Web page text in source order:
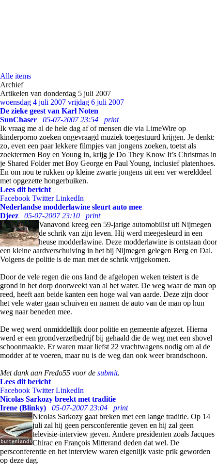
Alle items
Archief
Artikelen van donderdag 5 juli 2007
woensdag 4 juli 2007 vrijdag 6 juli 2007
De zieke geest van Karl Noten
SunChaser
05-07-2007 23:54
print
Ik vraag me al de hele dag af of mensen die via LimeWire op
kinderporno zoeken ongevraagd muziek toegestuurd krijgen. Je denkt:
zo, even een paar lekkere filmpjes van jongens zoeken, toetst als
zoektermen Boy en Young in, krijg je Do They Know It’s Christmas in
je Shared Folder met Boy George en Paul Young, inclusief platenhoes.
En om nou te rukken op kleine zwarte jongens uit een ver werelddeel
met opgezette hongerbuiken.
Lees dit bericht
Facebook Twitter LinkedIn
Nederlandse modderlawine sleurt auto mee
Djeez
05-07-2007 23:10
print
Vanavond kreeg een 59-jarige automobilist uit Nijmegen
de schrik van zijn leven. Hij werd meegesleurd in een
heuse modderlawine. Deze modderlawine is ontstaan door
een kleine aardverschuiving in het bij Nijmegen gelegen Berg en Dal.
Volgens de politie is de man met de schrik vrijgekomen.
Door de vele regen die ons land de afgelopen weken teistert is de
grond in het dorp doorweekt van al het water. De weg waar de man op
reed, heeft aan beide kanten een hoge wal van aarde. Deze zijn door
het vele water gaan schuiven en namen de auto van de man op hun
weg naar beneden mee.
De weg werd onmiddellijk door politie en gemeente afgezet. Hierna
werd er een grondverzetbedrijf bij gehaald die de weg met een shovel
schoonmaakte. Er waren maar liefst 22 vrachtwagens nodig om al de
modder af te voeren, maar nu is de weg dan ook weer brandschoon.
Met dank aan Fredo55 voor de submit.
Lees dit bericht
Facebook Twitter LinkedIn
Nicolas Sarkozy breekt met traditie
Irene (Blinky)
05-07-2007 23:04
print
Nicolas Sarkozy gaat breken met een lange traditie. Op 14
juli zal hij geen persconferentie geven en hij zal geen
televisie-interview geven. Andere presidenten zoals Jacques
Chirac en François Mitterand deden dat wel. De
persconferentie en het interview waren eigenlijk vaste prik geworden
op deze dag.